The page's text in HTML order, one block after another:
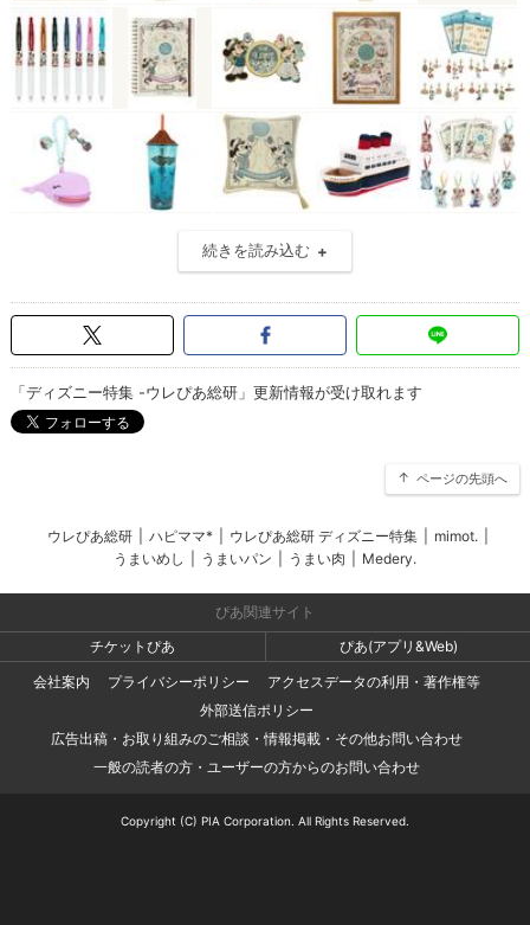
続きを読み込む
「ディズニー特集 -ウレぴあ総研」更新情報が受け取れます
ページの先頭へ
ウレぴあ総研 ハピママ* ウレぴあ総研 ディズニー特集 mimot.
うまいめし
うまいパン うまい肉 Medery.
ぴあ関連サイト
チケットぴあ
ぴあ(アプリ&Web)
会社案内
プライバシーポリシー
アクセスデータの利用・著作権等
外部送信ポリシー
広告出稿・お取り組みのご相談・情報掲載・その他お問い合わせ
一般の読者の方・ユーザーの方からのお問い合わせ
Copyright (C) PIA Corporation. All Rights Reserved.